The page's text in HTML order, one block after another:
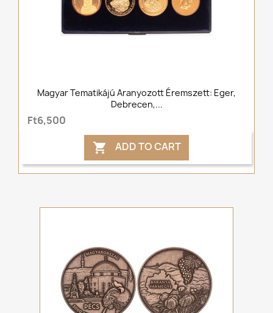
Magyar Tematikájú Aranyozott Éremszett: Eger,
Debrecen,...
Ft6,500
 ADD TO CART